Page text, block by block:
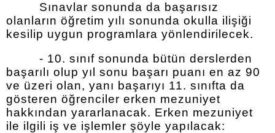
Sınavlar sonunda da başarısız
olanların öğretim yılı sonunda okulla ilişiği
kesilip uygun programlara yönlendirilecek.
- 10. sınıf sonunda bütün derslerden
başarılı olup yıl sonu başarı puanı en az 90
ve üzeri olan, yanı başarıyı 11. sınıfta da
gösteren öğrenciler erken mezuniyet
hakkından yararlanacak. Erken mezuniyet
ile ilgili iş ve işlemler şöyle yapılacak: